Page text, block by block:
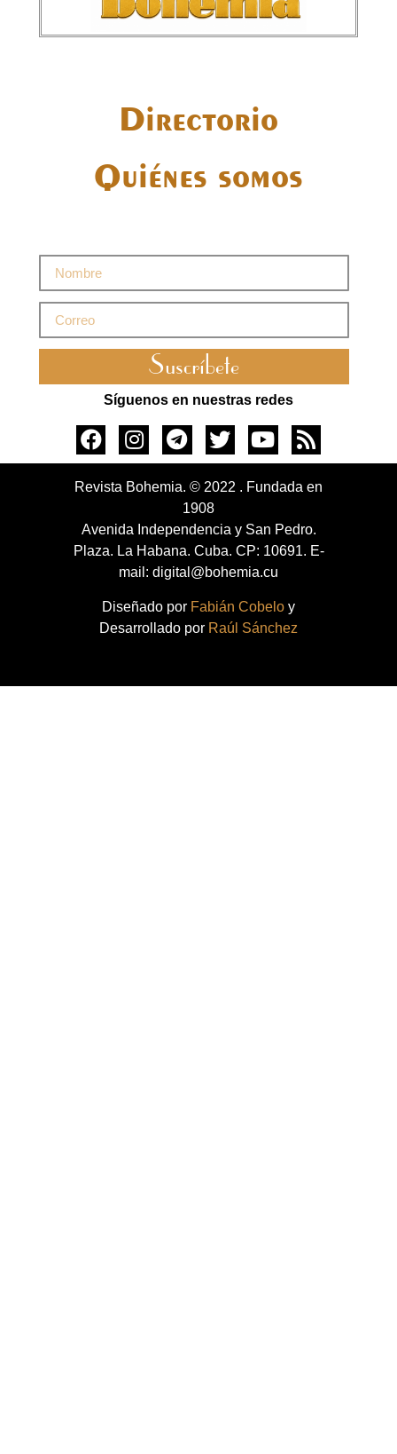
Directorio
Quiénes somos
Suscríbete
Síguenos en nuestras redes
Revista Bohemia. © 2022 . Fundada en
1908
Avenida Independencia y San Pedro.
Plaza. La Habana. Cuba. CP: 10691. E-
mail: digital@bohemia.cu
Diseñado por Fabián Cobelo y
Desarrollado por Raúl Sánchez